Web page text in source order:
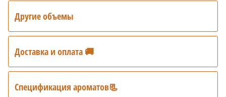
Другие объемы
Доставка и оплата 🚚
Спецификация ароматов📃